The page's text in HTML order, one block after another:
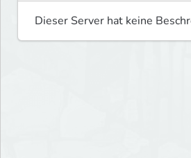
Dieser Server hat keine